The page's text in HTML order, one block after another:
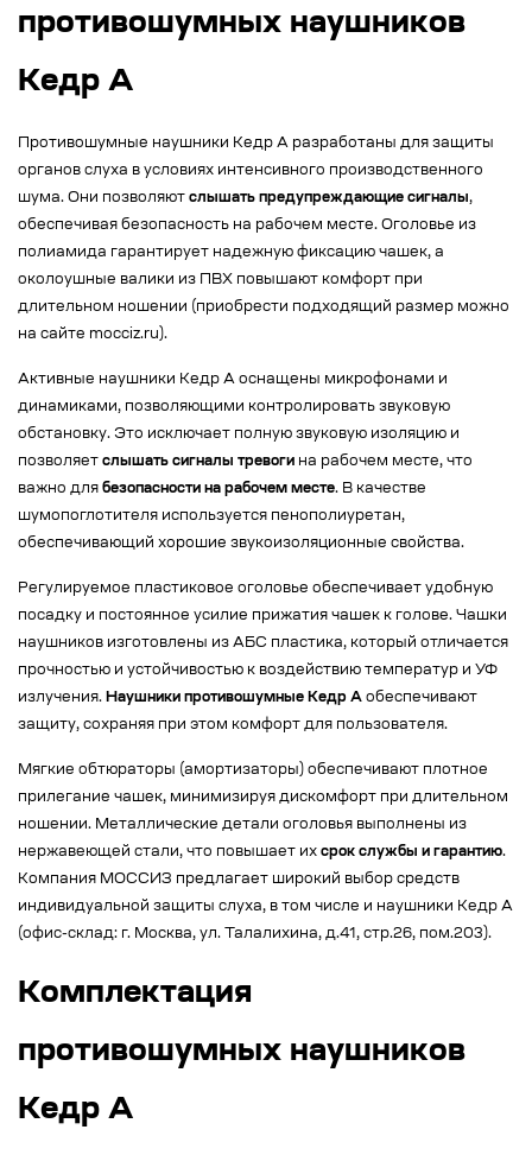
противошумных наушников
Кедр А
Противошумные наушники Кедр А разработаны для защиты
органов слуха в условиях интенсивного производственного
шума. Они позволяют слышать предупреждающие сигналы,
обеспечивая безопасность на рабочем месте. Оголовье из
полиамида гарантирует надежную фиксацию чашек, а
околоушные валики из ПВХ повышают комфорт при
длительном ношении (приобрести подходящий размер можно
на сайте mocciz.ru).
Активные наушники Кедр А оснащены микрофонами и
динамиками, позволяющими контролировать звуковую
обстановку. Это исключает полную звуковую изоляцию и
позволяет слышать сигналы тревоги на рабочем месте, что
важно для безопасности на рабочем месте. В качестве
шумопоглотителя используется пенополиуретан,
обеспечивающий хорошие звукоизоляционные свойства.
Регулируемое пластиковое оголовье обеспечивает удобную
посадку и постоянное усилие прижатия чашек к голове. Чашки
наушников изготовлены из АБС пластика, который отличается
прочностью и устойчивостью к воздействию температур и УФ
излучения. Наушники противошумные Кедр А обеспечивают
защиту, сохраняя при этом комфорт для пользователя.
Мягкие обтюраторы (амортизаторы) обеспечивают плотное
прилегание чашек, минимизируя дискомфорт при длительном
ношении. Металлические детали оголовья выполнены из
нержавеющей стали, что повышает их срок службы и гарантию.
Компания МОССИЗ предлагает широкий выбор средств
индивидуальной защиты слуха, в том числе и наушники Кедр А
(офис-склад: г. Москва, ул. Талалихина, д.41, стр.26, пом.203).
Комплектация
противошумных наушников
Кедр А